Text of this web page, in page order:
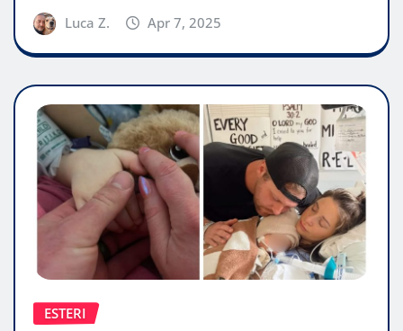
Luca Z. Apr 7, 2025
ESTERI